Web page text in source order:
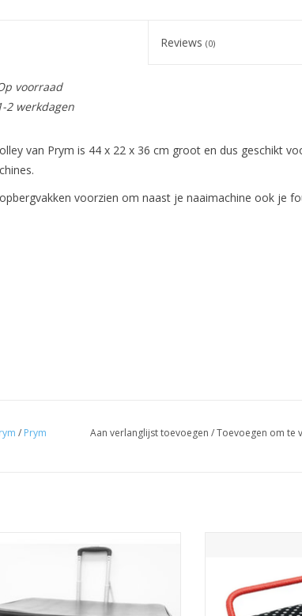
Reviews(0)
voorraad
2 werkdagen
van Prym is 44 x 22 x 36 cm groot en dus geschikt
voorzien om naast je naaimachine ook je
/ Prym Aan verlanglijst toevoegen /Toevoegen om te
TOEVOEGEN AAN WINKELWAGEN